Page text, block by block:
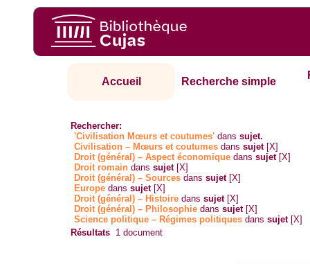
Accueil Recherche simple
Rechercher:
'Civilisation Mœurs et coutumes' danssujet.
Civilisation – Mœurs et coutumes danssujet [X]
Droit (général) – Aspect économique danssujet [X]
Droit romain danssujet [X]
Droit (général) – Sources danssujet [X]
Europe danssujet [X]
Droit (général) – Histoire danssujet [X]
Droit (général) – Philosophie danssujet [X]
Science politique – Régimes politiques danssujet [X]
Résultats 1 document